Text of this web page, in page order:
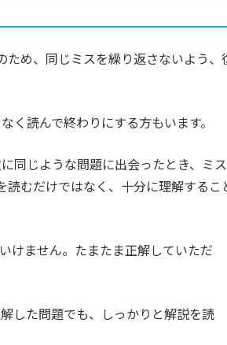
ため、同じミスを繰り返さないよう、
く読んで終わりにする方もいます。
同じような問題に出会ったとき、ミス
読むだけではなく、十分に理解するこ
けません。たまたま正解していただ
した問題でも、しっかりと解説を読